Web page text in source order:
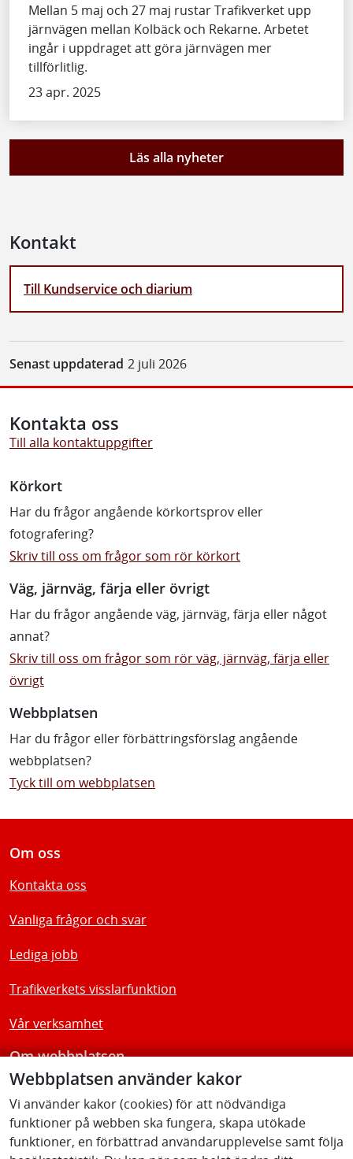
Mellan 5 maj och 27 maj rustar Trafikverket upp
järnvägen mellan Kolbäck och Rekarne. Arbetet
ingår i uppdraget att göra järnvägen mer
tillförlitlig.
23 apr. 2025
Läs alla nyheter
Kontakt
Till Kundservice och diarium
Senast uppdaterad 2 juli 2026
Webbplatsen använder kakor
Vi använder kakor (cookies) för att nödvändiga
funktioner på webben ska fungera, skapa utökade
funktioner, en förbättrad användarupplevelse samt följa
Kontakta oss
Till alla kontaktuppgifter
Körkort
Har du frågor angående körkortsprov eller
fotografering?
Skriv till oss om frågor som rör körkort
Väg, järnväg, färja eller övrigt
Har du frågor angående väg, järnväg, färja eller något
annat?
Skriv till oss om frågor som rör väg, järnväg, färja eller
övrigt
Webbplatsen
Har du frågor eller förbättringsförslag angående
webbplatsen?
Tyck till om webbplatsen
Om oss
Kontakta oss
Vanliga frågor och svar
Lediga jobb
Trafikverkets visslarfunktion
Vår verksamhet
Om webbplatsen
Tillgänglighetsredogörelse
Följ oss